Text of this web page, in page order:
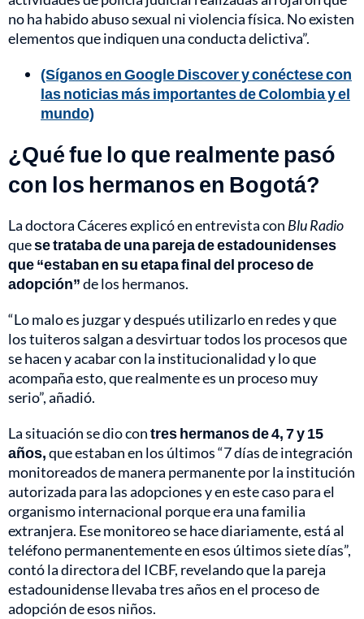
no ha habido abuso sexual ni violencia física. No existen
elementos que indiquen una conducta delictiva”.
(Síganos en Google Discover y conéctese con
las noticias más importantes de Colombia y el
mundo)
¿Qué fue lo que realmente pasó
con los hermanos en Bogotá?
La doctora Cáceres explicó en entrevista con Blu Radio
quese trataba de una pareja de estadounidenses
que “estaban en su etapa final del proceso de
adopción”de los hermanos.
“Lo malo es juzgar y después utilizarlo en redes y que
los tuiteros salgan a desvirtuar todos los procesos que
se hacen y acabar con la institucionalidad y lo que
acompaña esto, que realmente es un proceso muy
serio”, añadió.
La situación se dio contres hermanos de 4, 7 y 15
años,que estaban en los últimos “7 días de integración
monitoreados de manera permanente por la institución
autorizada para las adopciones y en este caso para el
organismo internacional porque era una familia
extranjera. Ese monitoreo se hace diariamente, está al
teléfono permanentemente en esos últimos siete días”,
contó la directora del ICBF, revelando que la pareja
estadounidense llevaba tres años en el proceso de
adopción de esos niños.